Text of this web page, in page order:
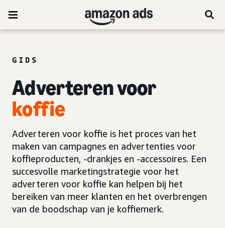
GIDS
Adverteren voor
koffie
Adverteren voor koffie is het proces van het
maken van campagnes en advertenties voor
koffieproducten, -drankjes en -accessoires. Een
succesvolle marketingstrategie voor het
adverteren voor koffie kan helpen bij het
bereiken van meer klanten en het overbrengen
van de boodschap van je koffiemerk.